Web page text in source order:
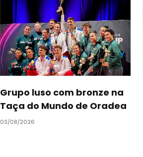
Grupo luso com bronze na
Taça do Mundo de Oradea
03/08/2026